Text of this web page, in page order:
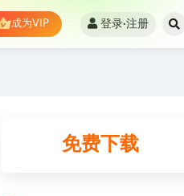
成为VIP 登录·注册
免费下载